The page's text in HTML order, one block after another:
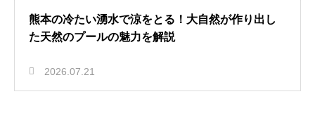
熊本の冷たい湧水で涼をとる！大自然が作り出し
た天然のプールの魅力を解説
2026.07.21